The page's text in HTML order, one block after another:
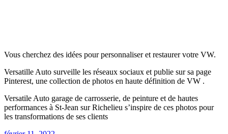
Vous cherchez des idées pour personnaliser et restaurer votre VW.
Versatille Auto surveille les réseaux sociaux et publie sur sa page
Pinterest, une collection de photos en haute définition de VW .
Versatile Auto garage de carrosserie, de peinture et de hautes
performances à St-Jean sur Richelieu s’inspire de ces photos pour
les transformations de ses clients